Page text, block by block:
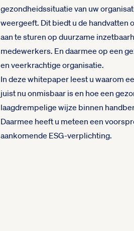
gezondheidssituatie van uw
weergeeft. Dit biedt u de handvatten
aan te sturen op duurzame
medewerkers. En daarmee op een
en veerkrachtige organisatie.
In deze whitepaper leest u waarom
juist nu onmisbaar is en hoe een
laagdrempelige wijze binnen
Daarmee heeft u meteen een
aankomende ESG-verplichting.